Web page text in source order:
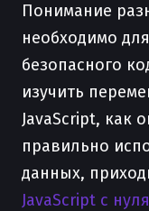
Понимание
необходимо
безопасного
изучить
JavaScript, как
правильно
данных,
JavaScript с нуля